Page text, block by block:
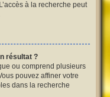
à la recherche peut
résultat ?
ou comprend plusieurs
pouvez affiner votre
dans la recherche